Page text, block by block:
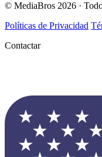
© MediaBros 2026 ·
Políticas de Privacidad
Contactar